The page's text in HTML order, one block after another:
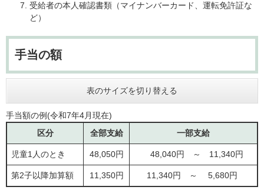
受給者の本人確認書類（マイナンバーカード、運転免許証な
ど）
手当の額
表のサイズを切り替える
​手当額の例(令和7年4月現在)
区分
全部支給 一部支給
児童1人のとき 48,050円 48,040円 ～ 11,340円
第2子以降加算額 11,350円 11,340円 ～ 5,680円